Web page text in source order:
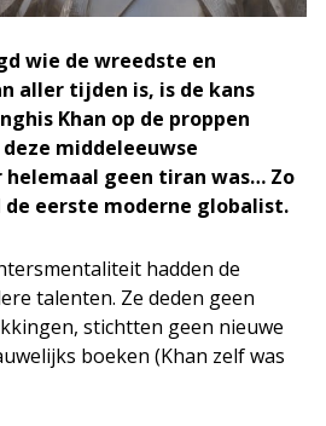
wie de wreedste en
aller tijden is, is de kans
Khan op de proppen
middeleeuwse
helemaal geen tiran was… Zo
eerste moderne globalist.
hadden de
talenten. Ze deden geen
stichtten geen nieuwe
boeken (Khan zelf was